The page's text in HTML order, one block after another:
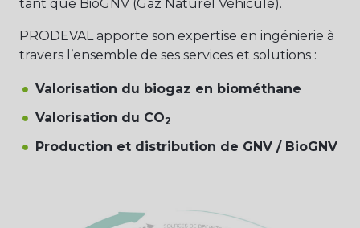
tant que BioGNV (Gaz Naturel Véhicule).
PRODEVAL apporte son expertise en ingénierie à
travers l’ensemble de ses services et solutions :
Valorisation du biogaz en biométhane
Valorisation du CO2
Production et distribution de GNV / BioGNV